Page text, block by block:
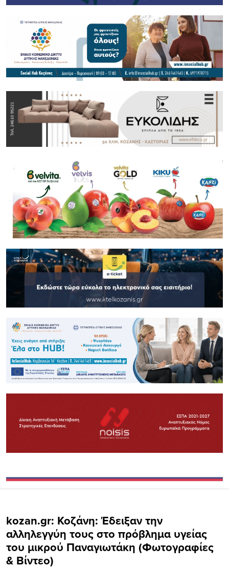
kozan.gr: Κοζάνη: Έδειξαν την
αλληλεγγύη τους στο πρόβλημα υγείας
του μικρού Παναγιωτάκη (Φωτογραφίες
& Βίντεο)